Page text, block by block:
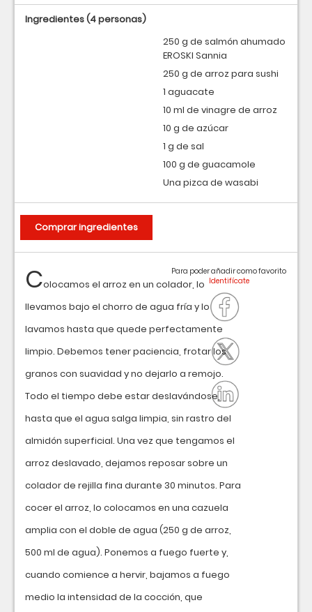
Colocamos el arroz en un colador, lo
llevamos bajo el chorro de agua fría y lo
lavamos hasta que quede perfectamente
limpio. Debemos tener paciencia, frotar los
granos con suavidad y no dejarlo a remojo.
Todo el tiempo debe estar deslavándose,
hasta que el agua salga limpia, sin rastro del
almidón superficial. Una vez que tengamos el
arroz deslavado, dejamos reposar sobre un
colador de rejilla fina durante 30 minutos. Para
cocer el arroz, lo colocamos en una cazuela
amplia con el doble de agua (250 g de arroz,
500 ml de agua). Ponemos a fuego fuerte y,
cuando comience a hervir, bajamos a fuego
medio la intensidad de la cocción, que
Para poder añadir como favorito
Ingredientes(4 personas)
250 g de salmón ahumado
EROSKI Sannia
250 g de arroz para sushi
1 aguacate
10 ml de vinagre de arroz
10 g de azúcar
1 g de sal
100 g de guacamole
Una pizca de wasabi
Comprar ingredientes